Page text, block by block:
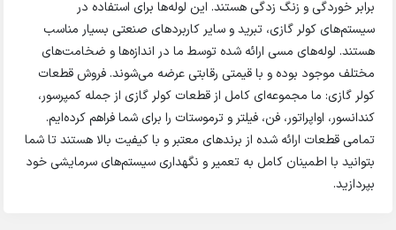
برابر خوردگی و زنگ زدگی هستند. این لوله‌ها برای استفاده در
سیستم‌های کولر گازی، تبرید و سایر کاربردهای صنعتی بسیار مناسب
هستند. لوله‌های مسی ارائه شده توسط ما در اندازه‌ها و ضخامت‌های
مختلف موجود بوده و با قیمتی رقابتی عرضه می‌شوند. فروش قطعات
کولر گازی: ما مجموعه‌ای کامل از قطعات کولر گازی از جمله کمپرسور،
کندانسور، اواپراتور، فن، فیلتر و ترموستات را برای شما فراهم کرده‌ایم.
تمامی قطعات ارائه شده از برندهای معتبر و با کیفیت بالا هستند تا شما
بتوانید با اطمینان کامل به تعمیر و نگهداری سیستم‌های سرمایشی خود
بپردازید.